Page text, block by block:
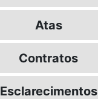
Atas
Contratos
Esclarecimentos